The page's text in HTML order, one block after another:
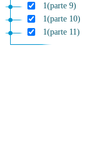
1(parte 9)
1(parte 10)
1(parte 11)